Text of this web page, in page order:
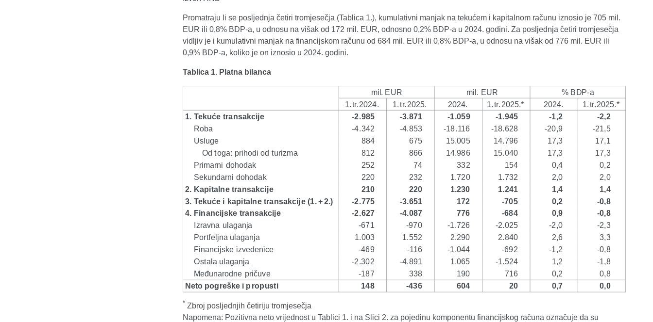
Promatraju li se posljednja četiri tromjesečja (Tablica 1.), kumulativni manjak na tekućem i kapitalnom računu iznosio je 705 mil.
EUR ili 0,8% BDP-a, u odnosu na višak od 172 mil. EUR, odnosno 0,2% BDP-a u 2024. godini. Za posljednja četiri tromjesečja
vidljiv je i kumulativni manjak na financijskom računu od 684 mil. EUR ili 0,8% BDP-a, u odnosu na višak od 776 mil. EUR ili
0,9% BDP-a, koliko je on iznosio u 2024. godini.
Tablica 1. Platna bilanca
* Zbroj posljednjih četiriju tromjesečja
Napomena: Pozitivna neto vrijednost u Tablici 1. i na Slici 2. za pojedinu komponentu financijskog računa označuje da su